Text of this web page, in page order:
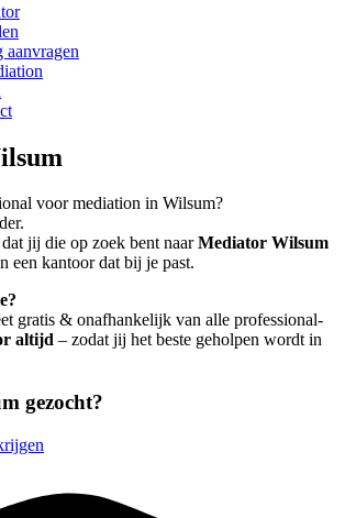
aanvragen
voor mediation in Wilsum?
jij die op zoek bent naarMediator Wilsum
een kantoor dat bij je past.
gratis & onafhankelijk van alle professional-
altijd – zodat jij het beste geholpen wordt in
gezocht?